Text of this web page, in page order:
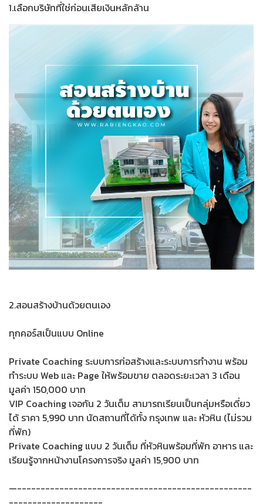
1.เลือกบริษัทที่ใช่ก่อนเสียเงินหลักล้าน
2.สอนสร้างบ้านด้วยตนเอง
ทุกคอร์สเป็นแบบ Online
Private Coaching ระบบการก่อสร้างและระบบการทำงาน พร้อม
ทำระบบ Web และ Page ให้พร้อมขาย ตลอดระยะเวลา 3 เดือน
มูลค่า 150,000 บาท
VIP Coaching เจอกัน 2 วันเต็ม สามารถเรียนเป็นกลุ่มหรือเดี่ยว
ได้ ราคา 5,990 บาท นัดสถานที่ได้ทั้ง กรุงเทพ และ หัวหิน (ไม่รวม
ที่พัก)
Private Coaching แบบ 2 วันเต็ม ที่หัวหินพร้อมที่พัก อาหาร และ
เรียนรู้จากหน้างานโครงการจริง มูลค่า 15,900 บาท
—--------------------------------------------------